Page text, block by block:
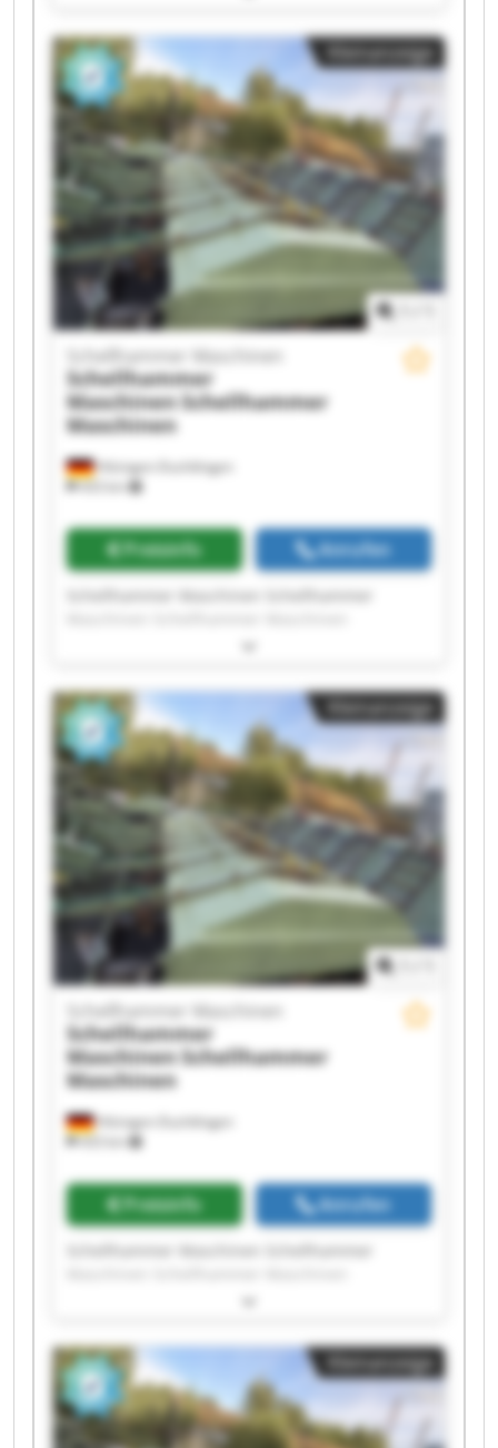
Schellhammer Maschinen Schellhammer
Maschinen Schellhammer Maschinen
Schellhammer Maschinen Schellhammer
Maschinen Schellhammer Maschinen
Schellhammer Maschinen Schellhammer
Maschinen Schellhammer Maschinen
Schellhammer Maschinen Schellhammer
Maschinen Schellhammer Maschinen
Schellhammer Maschinen Schellhammer
Maschinen
Kleinanzeige
Hilzingen-Duchtlingen
433 km
Schellhammer Maschinen
Schellhammer
Maschinen Schellhammer
Maschinen
Preisinfo Anrufen
Schellhammer Maschinen Schellhammer
Schellhammer Maschinen Schellhammer
Maschinen Schellhammer Maschinen
Schellhammer Maschinen Schellhammer
Maschinen Schellhammer Maschinen
Schellhammer Maschinen Schellhammer
Maschinen Schellhammer Maschinen
Schellhammer Maschinen Schellhammer
Maschinen Schellhammer Maschinen
Schellhammer Maschinen Schellhammer
Maschinen
Kleinanzeige
Hilzingen-Duchtlingen
433 km
Schellhammer Maschinen
Schellhammer
Maschinen Schellhammer
Maschinen
Preisinfo Anrufen
Schellhammer Maschinen Schellhammer
Schellhammer Maschinen Schellhammer
Maschinen Schellhammer Maschinen
Schellhammer Maschinen Schellhammer
Maschinen Schellhammer Maschinen
Schellhammer Maschinen Schellhammer
Kleinanzeige